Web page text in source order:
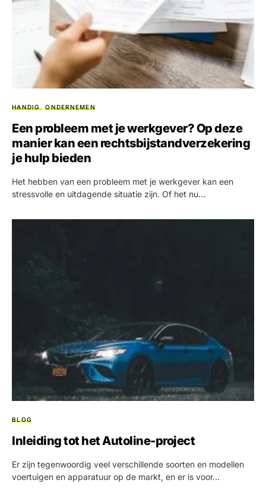
HANDIG ONDERNEMEN
Een probleem met je werkgever? Op deze
manier kan een rechtsbijstandverzekering
je hulp bieden
Het hebben van een probleem met je werkgever kan een
stressvolle en uitdagende situatie zijn. Of het nu…
BLOG
Inleiding tot het Autoline-project
Er zijn tegenwoordig veel verschillende soorten en modellen
voertuigen en apparatuur op de markt, en er is voor…